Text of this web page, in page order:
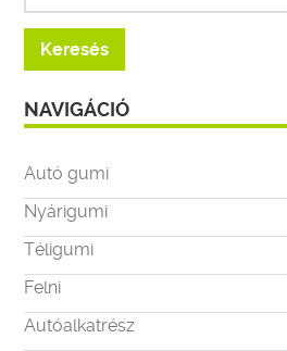
NAVIGÁCIÓ
Autó gumi
Nyárigumi
Téligumi
Felni
Autóalkatrész